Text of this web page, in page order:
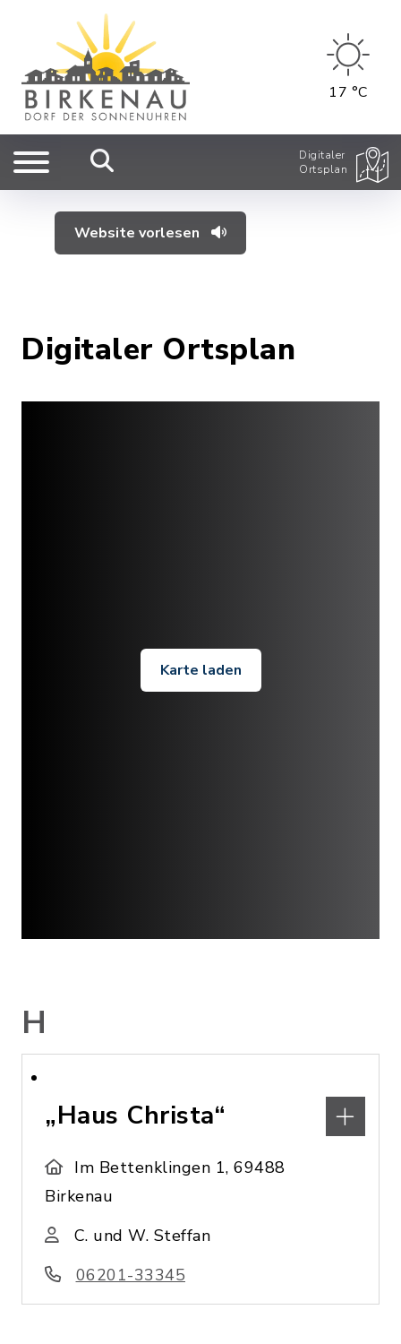
17 °C
Digitaler
Ortsplan
Website vorlesen
Digitaler Ortsplan
Karte laden
H
„Haus Christa“
Im Bettenklingen 1, 69488
Birkenau
C. und W. Steffan
06201-33345